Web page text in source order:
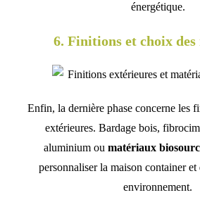
énergétique.
6. Finitions et choix
Enfin, la dernière phase concerne les
extérieures. Bardage bois,
aluminium ou matériaux
personnaliser la maison container et
environnement.